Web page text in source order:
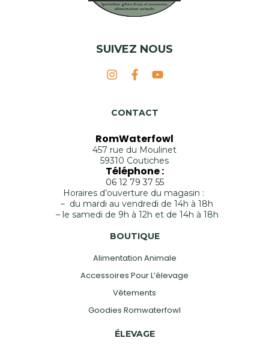
SUIVEZ NOUS
CONTACT
RomWaterfowl
457 rue du Moulinet
59310 Coutiches
Téléphone :
06 12 79 37 55
Horaires d’ouverture du magasin :
– du mardi au vendredi de 14h à 18h
– le samedi de 9h à 12h et de 14h à 18h
BOUTIQUE
Alimentation Animale
Accessoires Pour L’élevage
Vêtements
Goodies Romwaterfowl
ÉLEVAGE